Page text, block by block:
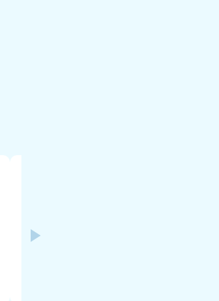
ないから答え見ちゃお😏」って言ってた